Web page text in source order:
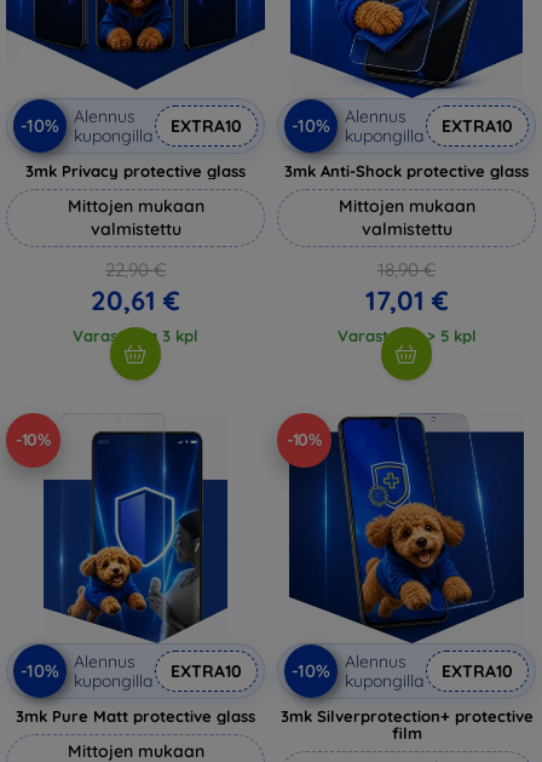
-10%
Alennus
kupongilla
EXTRA10
3mk Privacy protective glass
Mittojen mukaan
valmistettu
22,90 €
20,61 €
Varastossa 3 kpl
-10%
Alennus
kupongilla
EXTRA10
3mk Anti-Shock protective glass
Mittojen mukaan
valmistettu
18,90 €
17,01 €
Varastossa > 5 kpl
-10%
-10%
Alennus
kupongilla
EXTRA10
3mk Pure Matt protective glass
Mittojen mukaan
-10%
-10%
Alennus
kupongilla
EXTRA10
3mk Silverprotection+ protective
film